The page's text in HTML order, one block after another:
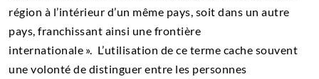
région à l’intérieur d’un même pays, soit dans un autre
pays, franchissant ainsi une frontière
internationale ». L’utilisation de ce terme cache souvent
une volonté de distinguer entre les personnes